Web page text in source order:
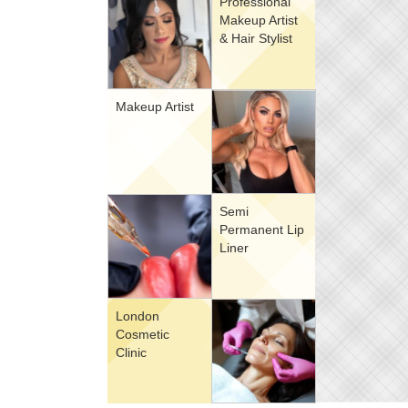
Makeup Artist
& Hair Stylist
Makeup Artist
Semi
Permanent Lip
Liner
London
Cosmetic
Clinic